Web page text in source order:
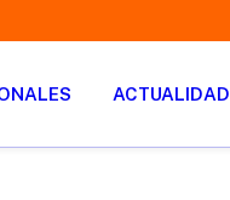
ACTUALIDAD